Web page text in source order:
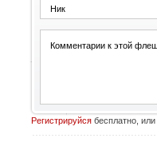
Регистрируйсябесплатно, или